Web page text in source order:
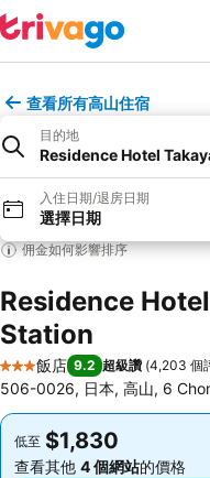
查看所有高山住宿
目的地
Residence Hotel
入住日期/退房日期
選擇日期
佣金如何影響排序
Residence
Station
3 星級
飯店 9.2 超級讚 (4,203 個
506-0026, 日本, 高山, 6
低至 $1,830
查看其他 4 個網站的價格
低至 $1,830
查看其他 4 個網站的價格